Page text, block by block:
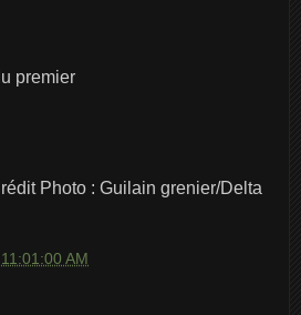
premier
Photo : Guilain grenier/Delta
AM